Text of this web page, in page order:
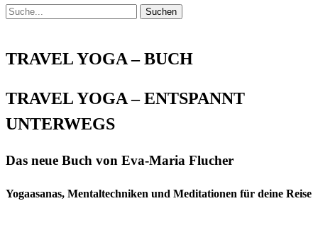
Suchen
Suchen
nach:
TRAVEL YOGA – BUCH
TRAVEL YOGA – ENTSPANNT
UNTERWEGS
Das neue Buch von Eva-Maria Flucher
Yogaasanas, Mentaltechniken und Meditationen für deine Reise